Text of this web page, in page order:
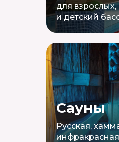
Сауны
для
и детский
Русская,